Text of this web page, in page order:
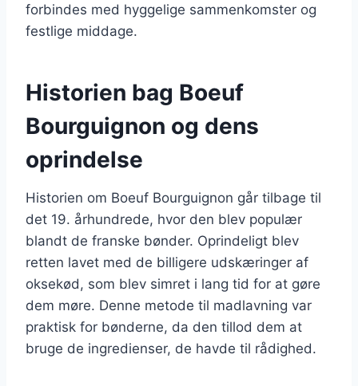
forbindes med hyggelige sammenkomster og
festlige middage.
Historien bag Boeuf
Bourguignon og dens
oprindelse
Historien om Boeuf Bourguignon går tilbage til
det 19. århundrede, hvor den blev populær
blandt de franske bønder. Oprindeligt blev
retten lavet med de billigere udskæringer af
oksekød, som blev simret i lang tid for at gøre
dem møre. Denne metode til madlavning var
praktisk for bønderne, da den tillod dem at
bruge de ingredienser, de havde til rådighed.